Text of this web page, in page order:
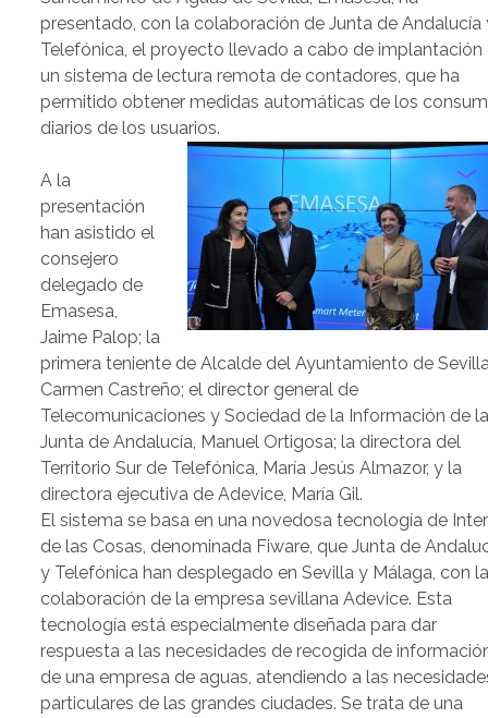
presentado, con la colaboración de Junta de Andalucía
Telefónica, el proyecto llevado a cabo de implantación
un sistema de lectura remota de contadores, que ha
permitido obtener medidas automáticas de los
diarios de los usuarios.
A la
presentación
han asistido el
consejero
delegado de
Emasesa,
Jaime Palop; la
primera teniente de Alcalde del Ayuntamiento de
Carmen Castreño; el director general de
Telecomunicaciones y Sociedad de la Información de
Junta de Andalucía, Manuel Ortigosa; la directora del
Territorio Sur de Telefónica, María Jesús Almazor, y la
directora ejecutiva de Adevice, María Gil.
El sistema se basa en una novedosa tecnología de
de las Cosas, denominada Fiware, que Junta de
y Telefónica han desplegado en Sevilla y Málaga, con
colaboración de la empresa sevillana Adevice. Esta
tecnología está especialmente diseñada para dar
respuesta a las necesidades de recogida de
de una empresa de aguas, atendiendo a las
particulares de las grandes ciudades. Se trata de una